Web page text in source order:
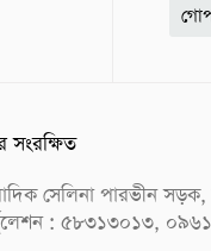
সংরক্ষিত
সেলিনা পারভীন
: ৫৮৩১৩০১৩,